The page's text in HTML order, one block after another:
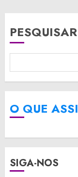
PESQUISAR
O QUE
SIGA-NOS